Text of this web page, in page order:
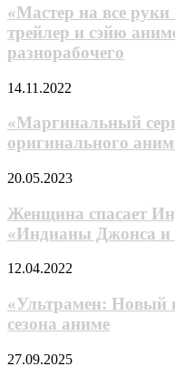
тизером
все
руки
Сайто
в
мире»
трейлер
и
сэйю
аниме
попаданца-
разнорабочего
«Мастер на все
трейлер и сэйю
разнорабочего
«Маргинальный
—
анонс
и
особо
аниме
от
14.11.2022
«Маргинальный
оригинального
Женщина
Индиану
Джонса
в
«Индианы
и
колеса
20.05.2023
Женщина спасает
«Индианы Джонса и
«Ультрамен:
герой»
—
опенинг
сезона
12.04.2022
«Ультрамен: Новый
сезона аниме
Программа
27.09.2025